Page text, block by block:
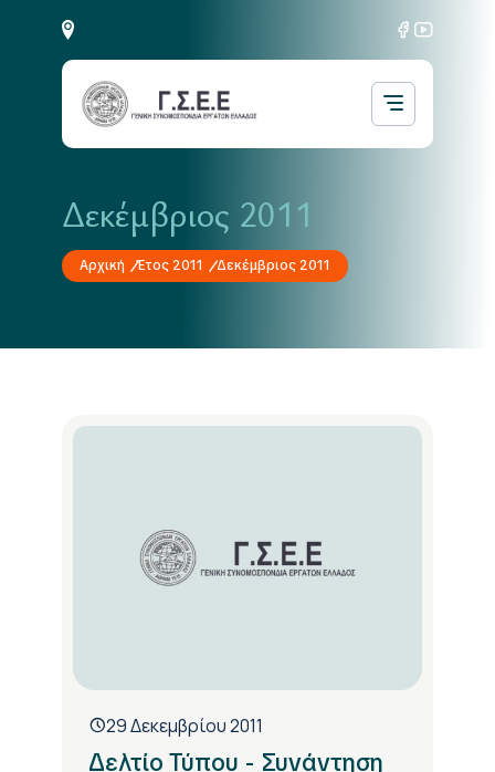
Δεκέμβριος 2011
Αρχική Έτος 2011 Δεκέμβριος 2011
29 Δεκεμβρίου 2011
Δελτίο Τύπου - Συνάντηση